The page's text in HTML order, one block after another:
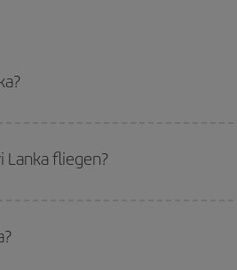
entschieden haben, schauen Sie
Lanka fliegen?
zeigen Ihnen die günstigsten Flüge, nicht
Angebot finden können. Schauen Sie sich